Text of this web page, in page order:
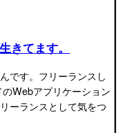
きてます。
です。フリーランスし
Webアプリケーション
ーランスとして気をつ